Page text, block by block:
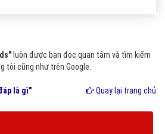
luôn được bạn đọc quan tâm và tìm kiếm
tôi cũng như trên Google.
là gì" Quay lại trang chủ